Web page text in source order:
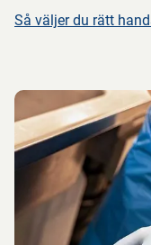
Så väljer du rätt